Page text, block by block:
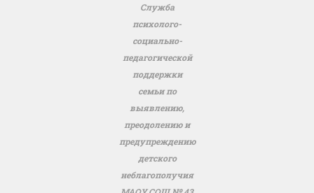
Служба
психолого-
социально-
педагогической
поддержки
семьи по
выявлению,
преодолению и
предупреждению
детского
неблагополучия